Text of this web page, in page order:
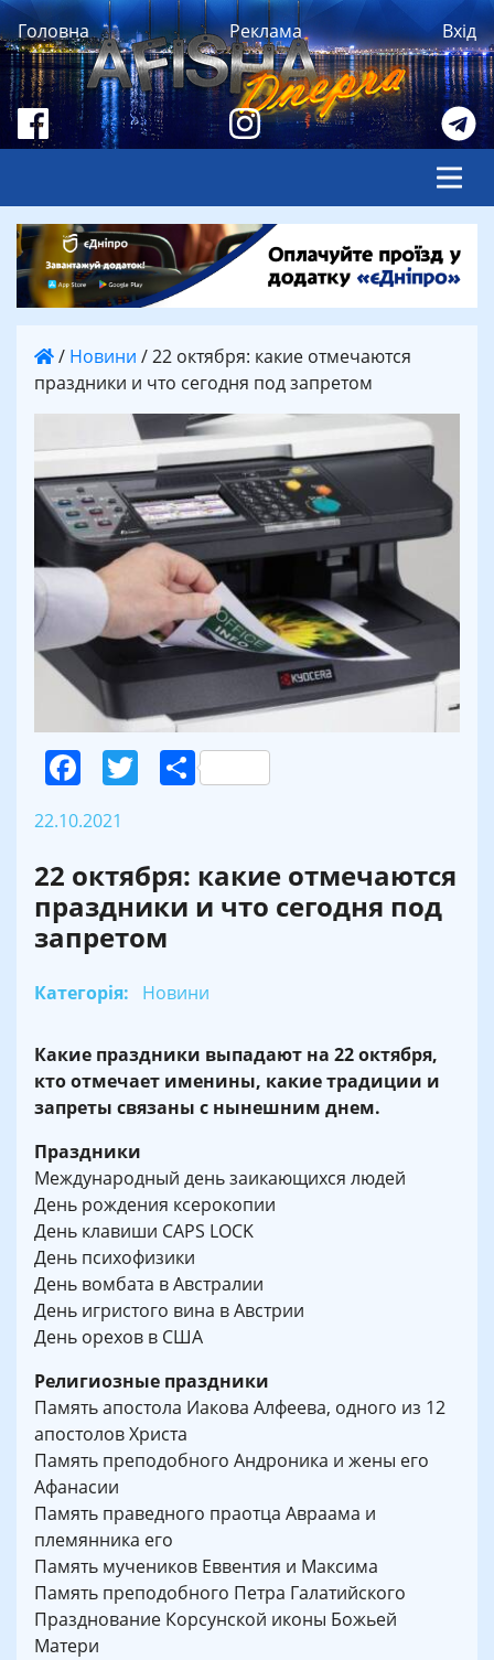
Головна Реклама Вхід
/ Новини /22 октября: какие отмечаются
праздники и что сегодня под запретом
Facebook
Twitter
Поділитися
22.10.2021
22 октября: какие отмечаются
праздники и что сегодня под
запретом
Категорія: Новини
Какие праздники выпадают на 22 октября,
кто отмечает именины, какие традиции и
запреты связаны с нынешним днем.
Праздники
Международный день заикающихся людей
День рождения ксерокопии
День клавиши CAPS LOCK
День психофизики
День вомбата в Австралии
День игристого вина в Австрии
День орехов в США
Религиозные праздники
Память апостола Иакова Алфеева, одного из 12
апостолов Христа
Память преподобного Андроника и жены его
Афанасии
Память праведного праотца Авраама и
племянника его
Память мучеников Еввентия и Максима
Память преподобного Петра Галатийского
Празднование Корсунской иконы Божьей
Матери